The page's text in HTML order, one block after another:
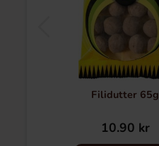
Filidutter 65g
10.90 kr